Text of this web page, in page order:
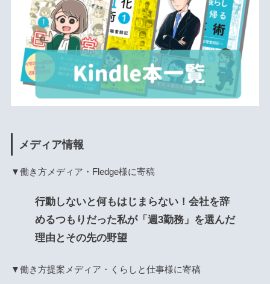
メディア情報
▼働き方メディア・Fledge様に寄稿
行動しないと何もはじまらない！会社を辞
めるつもりだった私が「週3勤務」を選んだ
理由とその先の野望
▼働き方提案メディア・くらしと仕事様に寄稿